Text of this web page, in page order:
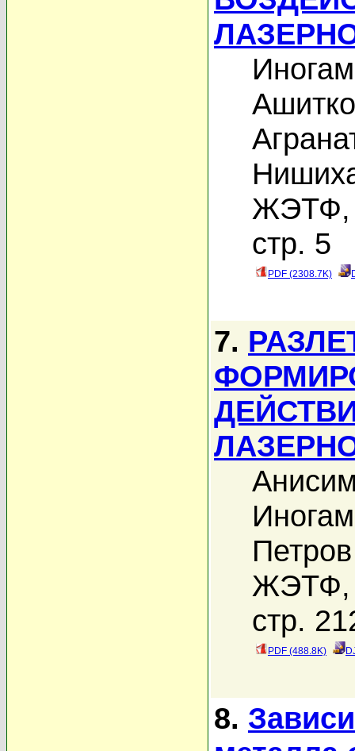
ЖЭТФ,
стр. 5
PDF (2308.7K)
7.
ЖЭТФ,
стр.
PDF (488.8K)
8.